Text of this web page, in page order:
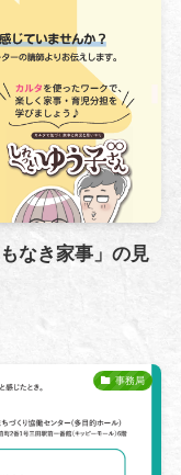
なき家事」の見
事務局